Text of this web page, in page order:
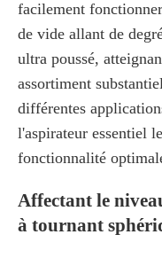
facilement
de vide allant de
ultra poussé,
assortiment
différentes
l'aspirateur essentiel
fonctionnalité
Affectant le
à tournant